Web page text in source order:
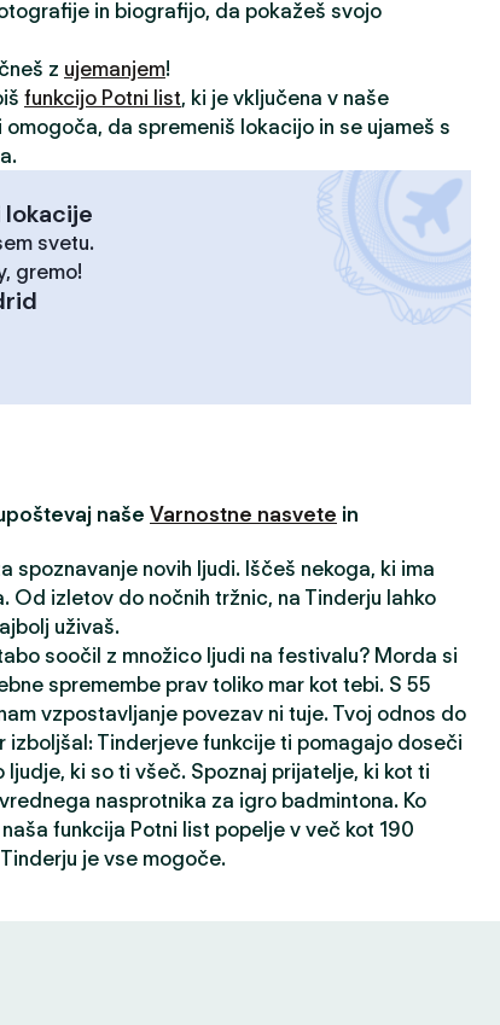
in biografijo, da pokažeš svojo
z ujemanjem!
funkcijo Potni list, ki je vključena v naše
omogoča, da spremeniš lokacijo in se ujameš s
lokacije
svetu.
gremo!
naše Varnostne nasvete in
spoznavanje novih ljudi. Iščeš nekoga, ki ima
Od izletov do nočnih tržnic, na Tinderju lahko
uživaš.
soočil z množico ljudi na festivalu? Morda si
spremembe prav toliko mar kot tebi. S 55
vzpostavljanje povezav ni tuje. Tvoj odnos do
izboljšal: Tinderjeve funkcije ti pomagajo doseči
ki so ti všeč. Spoznaj prijatelje, ki kot ti
nasprotnika za igro badmintona. Ko
funkcija Potni list popelje v več kot 190
je vse mogoče.